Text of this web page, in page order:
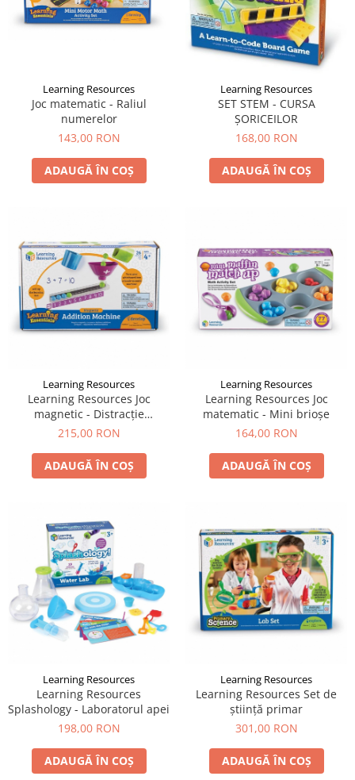
Learning Resources
Joc matematic - Raliul
numerelor
143,00 RON
ADAUGĂ ÎN COȘ
Learning Resources
SET STEM - CURSA
ȘORICEILOR
168,00 RON
ADAUGĂ ÎN COȘ
Learning Resources
Learning Resources Joc
magnetic - Distracție
matematică
215,00 RON
ADAUGĂ ÎN COȘ
Learning Resources
Learning Resources Joc
matematic - Mini brioşe
164,00 RON
ADAUGĂ ÎN COȘ
Learning Resources
Learning Resources
Splashology - Laboratorul apei
198,00 RON
ADAUGĂ ÎN COȘ
Learning Resources
Learning Resources Set de
știință primar
301,00 RON
ADAUGĂ ÎN COȘ